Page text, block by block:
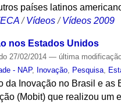
países latinos
/Vídeos /Vídeos 2009
nos Estados Unidos
27/02/2014— última
- NAP, Inovação Pesquisa
da Inovação no Brasil e
(Mobit) que realizou